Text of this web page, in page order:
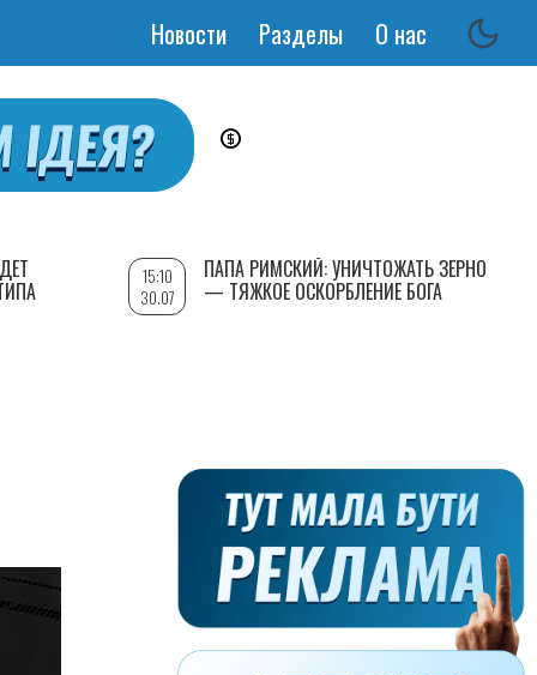
Основная
Новости Разделы О нас
15:10
30.07
ПАПА РИМСКИЙ: УНИЧТОЖАТЬ ЗЕРНО
— ТЯЖКОЕ ОСКОРБЛЕНИЕ БОГА